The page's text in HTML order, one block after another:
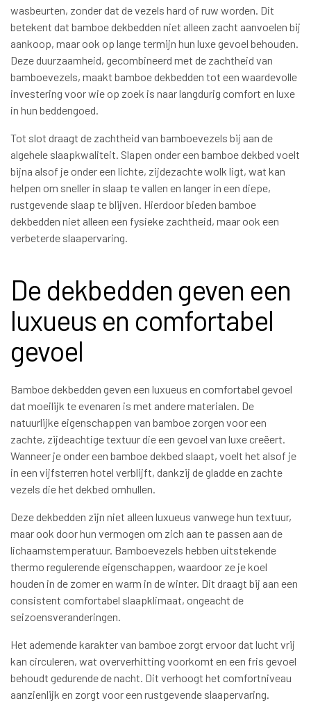
wasbeurten, zonder dat de vezels hard of ruw worden. Dit
betekent dat bamboe dekbedden niet alleen zacht aanvoelen bij
aankoop, maar ook op lange termijn hun luxe gevoel behouden.
Deze duurzaamheid, gecombineerd met de zachtheid van
bamboevezels, maakt bamboe dekbedden tot een waardevolle
investering voor wie op zoek is naar langdurig comfort en luxe
in hun beddengoed.
Tot slot draagt de zachtheid van bamboevezels bij aan de
algehele slaapkwaliteit. Slapen onder een bamboe dekbed voelt
bijna alsof je onder een lichte, zijdezachte wolk ligt, wat kan
helpen om sneller in slaap te vallen en langer in een diepe,
rustgevende slaap te blijven. Hierdoor bieden bamboe
dekbedden niet alleen een fysieke zachtheid, maar ook een
verbeterde slaapervaring.
De dekbedden geven een
luxueus en comfortabel
gevoel
Bamboe dekbedden geven een luxueus en comfortabel gevoel
dat moeilijk te evenaren is met andere materialen. De
natuurlijke eigenschappen van bamboe zorgen voor een
zachte, zijdeachtige textuur die een gevoel van luxe creëert.
Wanneer je onder een bamboe dekbed slaapt, voelt het alsof je
in een vijfsterren hotel verblijft, dankzij de gladde en zachte
vezels die het dekbed omhullen.
Deze dekbedden zijn niet alleen luxueus vanwege hun textuur,
maar ook door hun vermogen om zich aan te passen aan de
lichaamstemperatuur. Bamboevezels hebben uitstekende
thermo regulerende eigenschappen, waardoor ze je koel
houden in de zomer en warm in de winter. Dit draagt bij aan een
consistent comfortabel slaapklimaat, ongeacht de
seizoensveranderingen.
Het ademende karakter van bamboe zorgt ervoor dat lucht vrij
kan circuleren, wat oververhitting voorkomt en een fris gevoel
behoudt gedurende de nacht. Dit verhoogt het comfortniveau
aanzienlijk en zorgt voor een rustgevende slaapervaring.